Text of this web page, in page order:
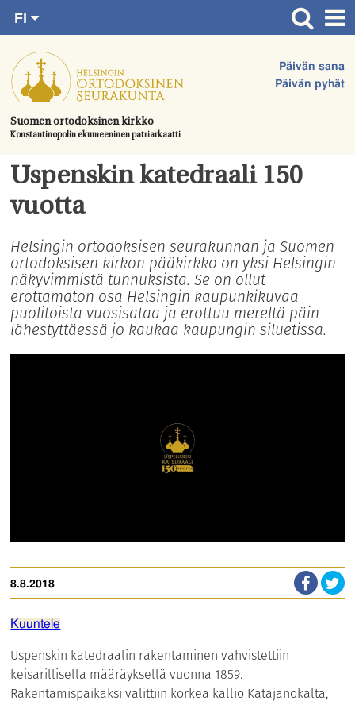
suoraan
sisältöön.
Suomen ortodoksinen kirkko
Konstantinopolin ekumeeninen patriarkaatti
Päivän sana
Päivän pyhät
FI
SV
EN
UA
Etusivu
Ajankohtaista
Juhlat & toimitukset
Kirkot
Apua & tukea
Hautausmaa
Yhteystiedot
Uspenskin katedraali 150
vuotta
Helsingin ortodoksisen seurakunnan ja Suomen
ortodoksisen kirkon pääkirkko on yksi Helsingin
näkyvimmistä tunnuksista. Se on ollut
erottamaton osa Helsingin kaupunkikuvaa
puolitoista vuosisataa ja erottuu mereltä päin
lähestyttäessä jo kaukaa kaupungin siluetissa.
8.8.2018
Kuuntele
Uspenskin katedraalin rakentaminen vahvistettiin
keisarillisella määräyksellä vuonna 1859.
Rakentamispaikaksi valittiin korkea kallio Katajanokalta,